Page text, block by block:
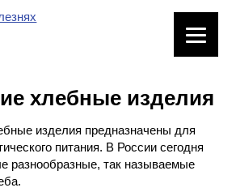
хлебные изделия
изделия предназначены для
питания. В России сегодня
разнообразные, так называемые